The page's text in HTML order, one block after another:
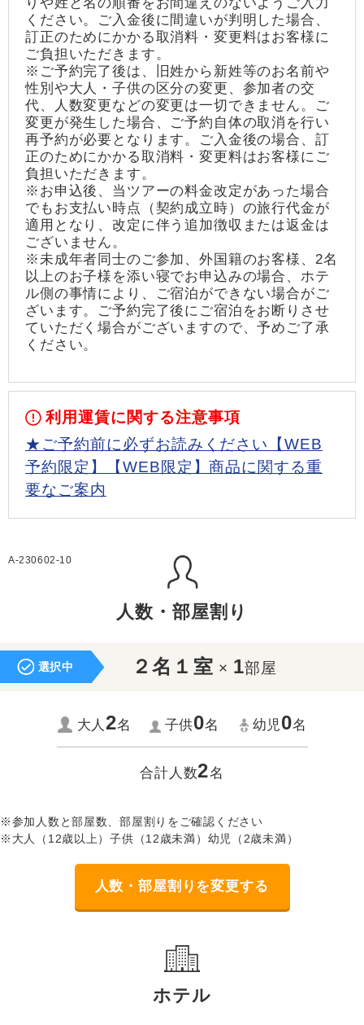
ください。ご入金後に間違いが判明した場合、
訂正のためにかかる取消料・変更料はお客様に
ご負担いただきます。
※ご予約完了後は、旧姓から新姓等のお名前や
性別や大人・子供の区分の変更、参加者の交
代、人数変更などの変更は一切できません。ご
変更が発生した場合、ご予約自体の取消を行い
再予約が必要となります。ご入金後の場合、訂
正のためにかかる取消料・変更料はお客様にご
負担いただきます。
※お申込後、当ツアーの料金改定があった場合
でもお支払い時点（契約成立時）の旅行代金が
適用となり、改定に伴う追加徴収または返金は
ございません。
※未成年者同士のご参加、外国籍のお客様、2名
以上のお子様を添い寝でお申込みの場合、ホテ
ル側の事情により、ご宿泊ができない場合がご
ざいます。ご予約完了後にご宿泊をお断りさせ
ていただく場合がございますので、予めご了承
ください。
利用運賃に関する注意事項
★ご予約前に必ずお読みください【WEB
予約限定】【WEB限定】商品に関する重
要なご案内
A-230602-10
人数・部屋割り
選択中 ２名１室 × 1部屋
大人2名 子供0名 幼児0名
合計人数2名
※参加人数と部屋数、部屋割りをご確認ください
※大人（12歳以上）子供（12歳未満）幼児（2歳未満）
人数・部屋割りを変更する
ホテル